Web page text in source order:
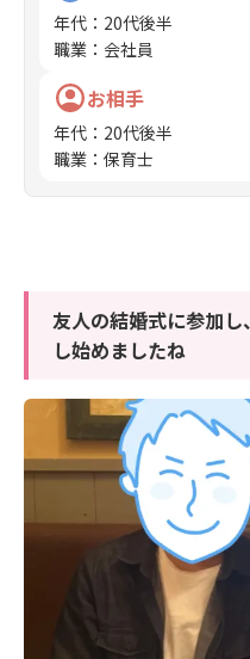
年代 ： 20代後半
職業 ： 会社員
お相手
年代 ： 20代後半
職業 ： 保育士
友人の結婚式に参加
し始めましたね